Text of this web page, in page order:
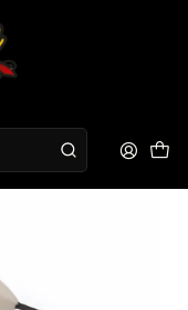
MF Allaround